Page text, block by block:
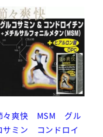
々爽快 MSM グル
サミン コンドロイ